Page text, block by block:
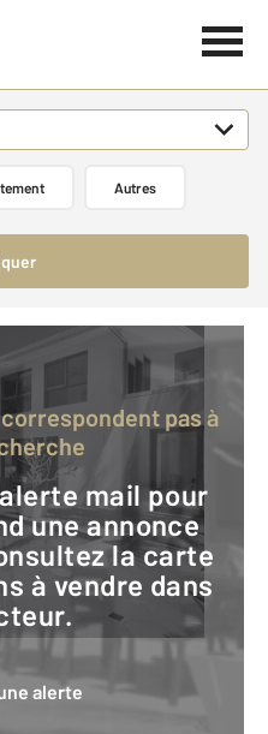
Autres
une annonce
la carte
à vendre dans
une alerte